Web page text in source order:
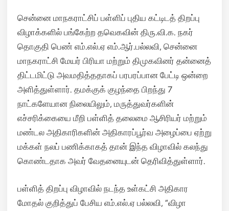
சென்னை மாநகராட்சிப் பள்ளிப் புதிய கட்டிடத் திறப்பு
விழாக்களில் பங்கேற்ற தவெகவின் திரு.வி.க. நகர்
தொகுதி பெண் எம்.எல்.ஏ எம்.ஆர்.பல்லவி, சென்னை
மாநகராட்சி மேயர் பிரியா மற்றும் திமுகவினர் தன்னைத்
திட்டமிட்டு அவமதித்ததாகப் பரபரப்பான பேட்டி ஒன்றை
அளித்துள்ளார். தமக்குக் குழந்தை பிறந்து 7
நாட்களேயான நிலையிலும், மருத்துவர்களின்
எச்சரிக்கையை மீறி பள்ளித் தலைமை ஆசிரியர் மற்றும்
மண்டல அதிகாரிகளின் அதிகாரப்பூர்வ அழைப்பை ஏற்று
மக்கள் நலப் பணிக்காகத் தான் இந்த விழாவில் கலந்து
கொண்டதாக அவர் வேதனையுடன் தெரிவித்துள்ளார்.
பள்ளித் திறப்பு விழாவில் நடந்த உள்கட்சி அதிகார
மோதல் குறித்துப் பேசிய எம்.எல்.ஏ பல்லவி, “விழா